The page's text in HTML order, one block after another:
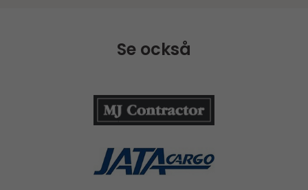
Se också